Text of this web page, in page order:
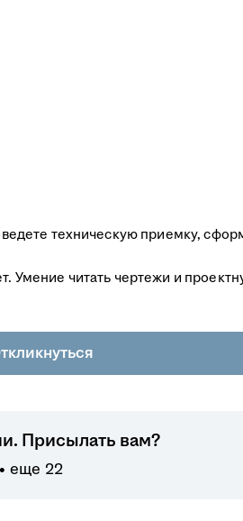
техническую приемку,
Умение читать чертежи и
Присылать вам?
еще 22